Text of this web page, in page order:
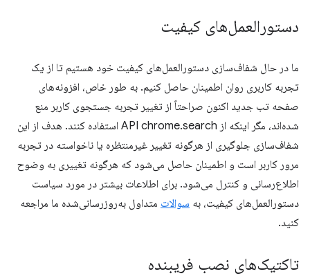
دستورالعمل‌های کیفیت
ما در حال شفاف‌سازی دستورالعمل‌های کیفیت خود هستیم تا از یک
تجربه کاربری روان اطمینان حاصل کنیم. به طور خاص، افزونه‌های
صفحه تب جدید اکنون صراحتاً از تغییر تجربه جستجوی کاربر منع
شده‌اند، مگر اینکه از API chrome.search استفاده کنند. هدف از این
شفاف‌سازی جلوگیری از هرگونه تغییر غیرمنتظره یا ناخواسته در تجربه
مرور کاربر است و اطمینان حاصل می‌شود که هرگونه تغییری به وضوح
اطلاع‌رسانی و کنترل می‌شود. برای اطلاعات بیشتر در مورد سیاست
دستورالعمل‌های کیفیت، به سوالات متداول به‌روزرسانی‌شده ما مراجعه
کنید.
تاکتیک‌های نصب فریبنده